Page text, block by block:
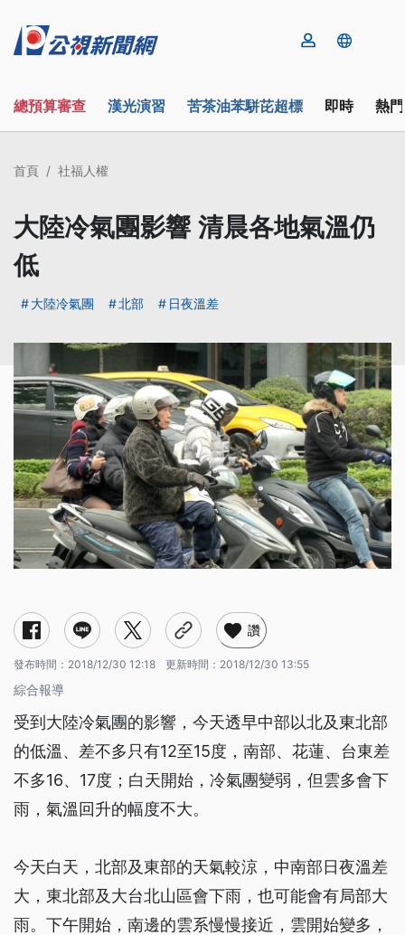
總預算審查 漢光演習 苦茶油苯駢芘超標 即時 熱
首頁 社福人權
大陸冷氣團影響 清晨各地氣溫仍
低
大陸冷氣團 北部 日夜溫差
讚
發布時間： 2018/12/30 12:18 更新時間： 2018/12/30 13:55
綜合報導
受到大陸冷氣團的影響，今天透早中部以北及東北部
的低溫、差不多只有12至15度，南部、花蓮、台東差
不多16、17度；白天開始，冷氣團變弱，但雲多會下
雨，氣溫回升的幅度不大。
今天白天，北部及東部的天氣較涼，中南部日夜溫差
大，東北部及大台北山區會下雨，也可能會有局部大
雨。下午開始，南邊的雲系慢慢接近，雲開始變多，